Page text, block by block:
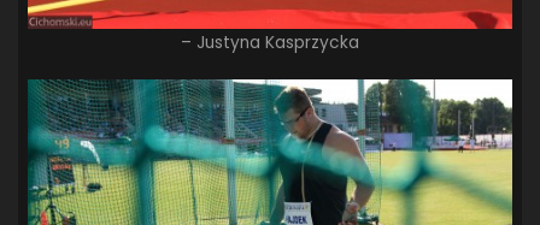
– Justyna Kasprzycka